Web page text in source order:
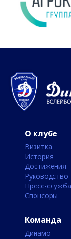
О клубе
Визитка
История
Достижения
Руководство
Пресс-служба
Спонсоры
Команда
Динамо